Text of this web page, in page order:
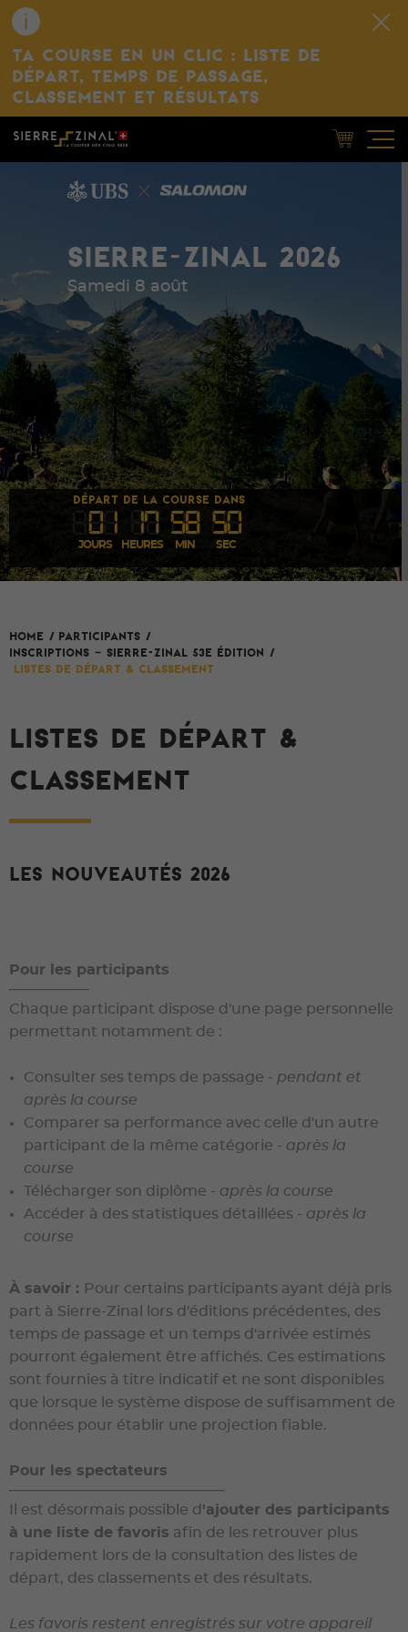
TA COURSE EN UN CLIC : LISTE DE
DÉPART, TEMPS DE PASSAGE,
CLASSEMENT ET RÉSULTATS
SIERRE-ZINAL 2026
Samedi 8 août
DÉPART DE LA COURSE DANS
0 1 17 58 50
JOURS HEURES MIN SEC
HOME / Participants /
INSCRIPTIONS – SIERRE-ZINAL 53e édition /
Listes de départ & classement
LISTES DE DÉPART &
CLASSEMENT
Les nouveautés 2026
Pour les participants
Chaque participant dispose d'une page personnelle
permettant notamment de :
Consulter ses temps de passage - pendant et
après la course
Comparer sa performance avec celle d'un autre
participant de la même catégorie - après la
course
Télécharger son diplôme - après la course
Accéder à des statistiques détaillées - après la
course
À savoir : Pour certains participants ayant déjà pris
part à Sierre-Zinal lors d'éditions précédentes, des
temps de passage et un temps d'arrivée estimés
pourront également être affichés. Ces estimations
sont fournies à titre indicatif et ne sont disponibles
que lorsque le système dispose de suffisamment de
données pour établir une projection fiable.
Pour les spectateurs
Il est désormais possible d 'ajouter des participants
à une liste de favoris afin de les retrouver plus
rapidement lors de la consultation des listes de
départ, des classements et des résultats.
Les favoris restent enregistrés sur votre appareil